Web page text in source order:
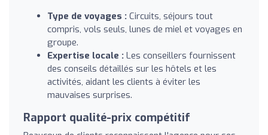
Type de voyages : Circuits, séjours tout
compris, vols seuls, lunes de miel et voyages en
groupe.
Expertise locale : Les conseillers fournissent
des conseils détaillés sur les hôtels et les
activités, aidant les clients à éviter les
mauvaises surprises.
Rapport qualité-prix compétitif